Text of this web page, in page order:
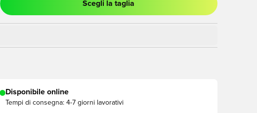
una finestra modale per accedere o registrarsi come membro
Scegli la taglia
Disponibile online
Tempi di consegna: 4-7 giorni lavorativi